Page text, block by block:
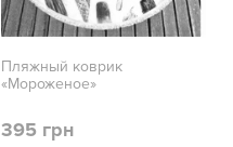
Пляжный коврик
«Мороженое»
395 грн